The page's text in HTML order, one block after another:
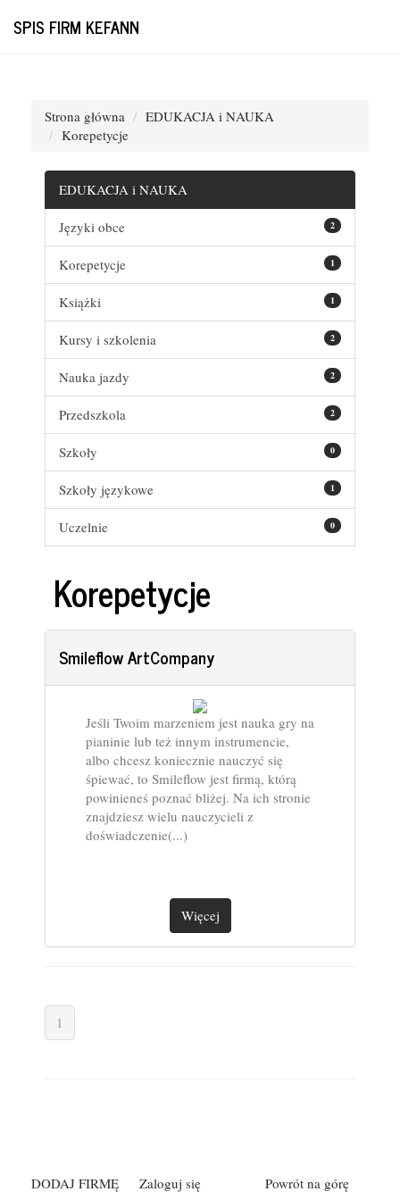
SPIS FIRM KEFANN
Strona główna
EDUKACJA i NAUKA
Korepetycje
EDUKACJA i NAUKA
2
Języki obce
1
Korepetycje
1
Książki
2
Kursy i szkolenia
2
Nauka jazdy
2
Przedszkola
0
Szkoły
1
Szkoły językowe
0
Uczelnie
Korepetycje
Smileflow ArtCompany
Jeśli Twoim marzeniem jest nauka gry na
pianinie lub też innym instrumencie,
albo chcesz koniecznie nauczyć się
śpiewać, to Smileflow jest firmą, którą
powinieneś poznać bliżej. Na ich stronie
znajdziesz wielu nauczycieli z
doświadczenie(...)
Więcej
1
Powrót na górę
DODAJ FIRMĘ Zaloguj się